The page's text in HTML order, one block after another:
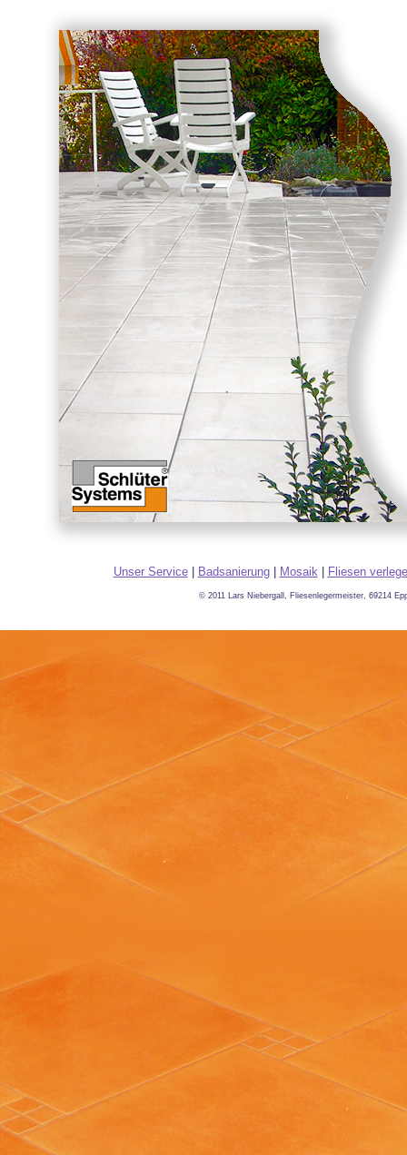
Unser Service| Badsanierung| Mosaik| Fliesen
© 2011 Lars Niebergall, Fliesenlegermeister, 69214